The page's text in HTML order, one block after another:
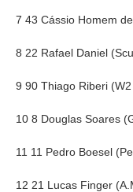
7 43 Cássio Homem
8 22 Rafael Daniel
9 90 Thiago Riberi
10 8 Douglas Soares
11 11 Pedro Boesel
12 21 Lucas Finger